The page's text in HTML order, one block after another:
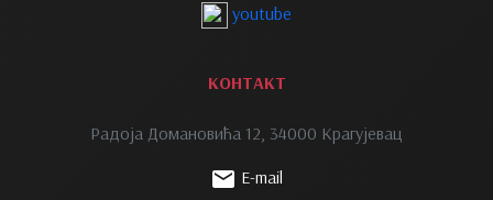
youtube
КОНТАКТ
Радоја Домановића 12, 34000 Крагујевац
E-mail